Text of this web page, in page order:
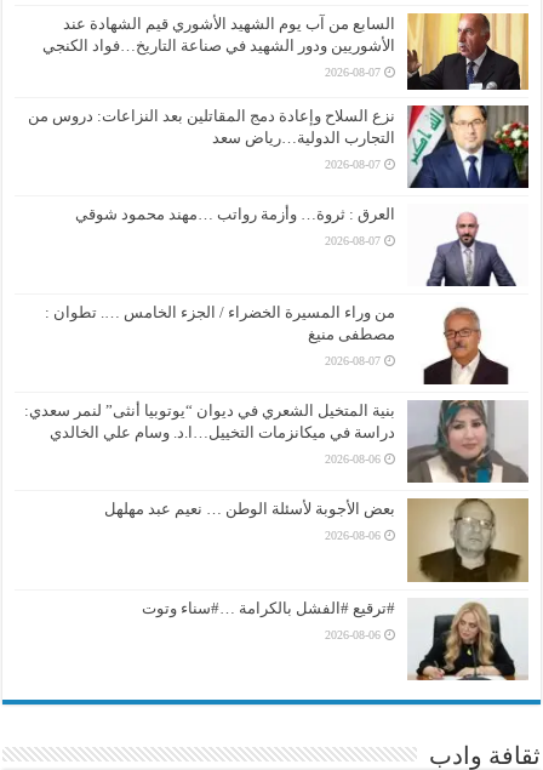
السابع من آب يوم الشهيد الأشوري قيم الشهادة عند
الأشوريين ودور الشهيد في صناعة التاريخ…فواد الكنجي
2026-08-07
نزع السلاح وإعادة دمج المقاتلين بعد النزاعات: دروس من
التجارب الدولية…رياض سعد
2026-08-07
العرق : ثروة… وأزمة رواتب …مهند محمود شوقي
2026-08-07
من وراء المسيرة الخضراء / الجزء الخامس …. تطوان :
مصطفى منيغ
2026-08-07
بنية المتخيل الشعري في ديوان “يوتوبيا أنثى” لنمر سعدي:
دراسة في ميكانزمات التخييل…ا.د. وسام علي الخالدي
2026-08-06
بعض الأجوبة لأسئلة الوطن … نعيم عبد مهلهل
2026-08-06
#ترقيع #الفشل بالكرامة …#سناء وتوت
2026-08-06
ثقافة وادب